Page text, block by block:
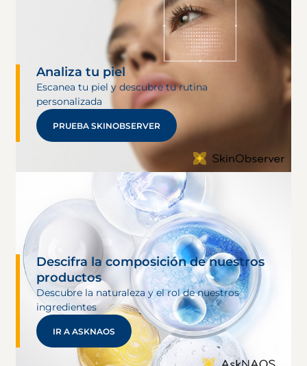
Analiza tu piel
Escanea tu piel y descubre tu rutina
personalizada
PRUEBA SKINOBSERVER
Descifra la composición de nuestros
productos
Descubre la naturaleza y el rol de nuestros
ingredientes
IR A ASKNAOS